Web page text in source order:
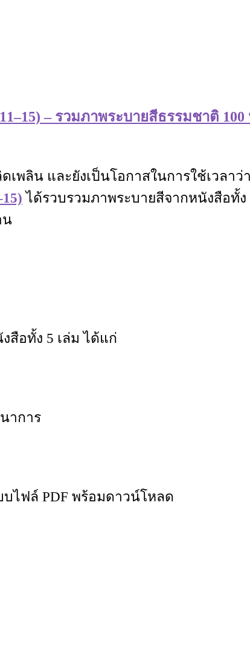
– รวมภาพระบายสีธรรมชาติ 100
เพลิน และยังเป็นโอกาสในการใช้เวลา
ได้รวบรวมภาพระบายสีจากหนังสือทั้ง
น
สือทั้ง 5 เล่ม ได้แก่
าการ
ไฟล์ PDF พร้อมดาวน์โหลด